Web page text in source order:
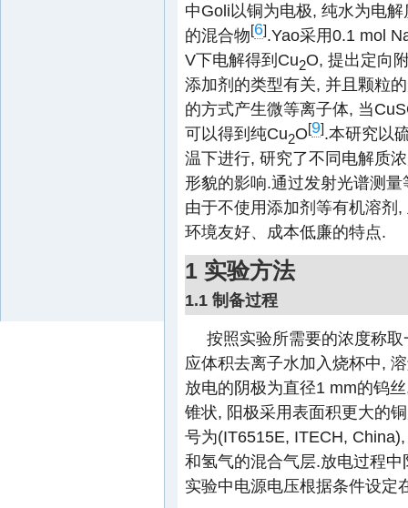
中Goli以铜为电极, 纯水为电
的混合物[6].Yao采用0.1 mol
V下电解得到Cu2O, 提出定向
添加剂的类型有关, 并且颗粒
的方式产生微等离子体, 当
可以得到纯Cu2O[9].本研究以
温下进行, 研究了不同电解质
形貌的影响.通过发射光谱测
由于不使用添加剂等有机溶剂
环境友好、成本低廉的特点.
1 实验方法
1.1 制备过程
按照实验所需要的浓度称
应体积去离子水加入烧杯中,
放电的阴极为直径1 mm的钨
锥状, 阳极采用表面积更大的
号为(IT6515E, ITECH,
和氢气的混合气层.放电过程
实验中电源电压根据条件设定